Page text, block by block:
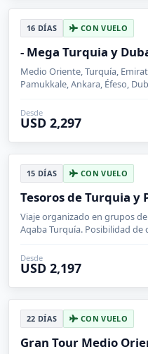
16 DÍAS CON VUELO
- Mega Turquia y
Medio Oriente, Turquía,
Pamukkale, Ankara, Éfeso,
Desde
USD 2,297
15 DÍAS CON VUELO
Tesoros de Turquia y
Viaje organizado en grupos
Aqaba Turquía. Posibilidad
Desde
USD 2,197
22 DÍAS CON VUELO
Gran Tour Medio